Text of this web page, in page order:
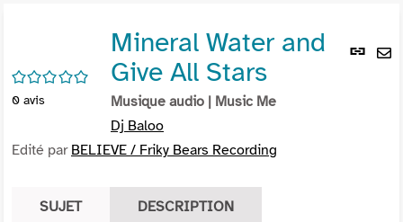
Lien
/5
0 avis
Mineral Water and
Give All Stars
Musique audio | Music Me
Dj Baloo
Edité par BELIEVE / Friky Bears Recording
SUJET DESCRIPTION